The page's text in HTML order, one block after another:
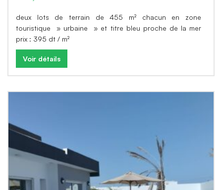
deux lots de terrain de 455 m² chacun en zone
touristique » urbaine » et titre bleu proche de la mer
prix : 395 dt / m²
Voir détails